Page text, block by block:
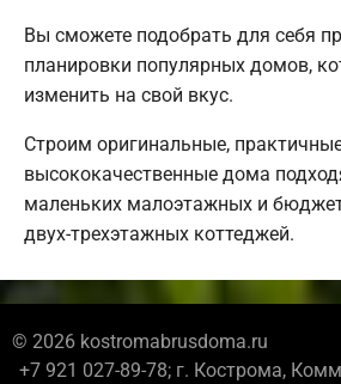
Вы сможете подобрать для себя
планировки популярных домов,
изменить на свой вкус.
Строим оригинальные,
высококачественные дома
маленьких малоэтажных и
двух-трехэтажных коттеджей.
© 2026 kostromabrusdoma.ru
+7 921 027-89-78; г. Кострома,